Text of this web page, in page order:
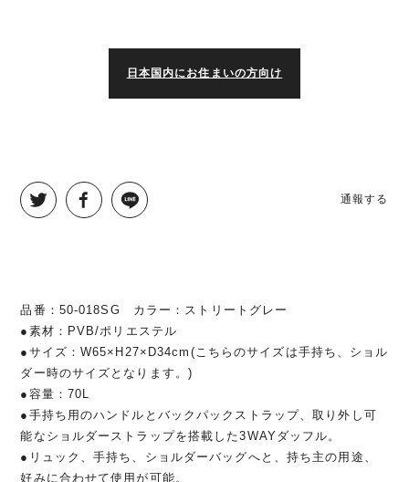
日本国内にお住まいの方向け
通報する
品番：50-018SG カラー：ストリートグレー
●素材：PVB/ポリエステル
●サイズ：W65×H27×D34cm(こちらのサイズは手持ち、ショル
ダー時のサイズとなります。)
●容量：70L
●手持ち用のハンドルとバックパックストラップ、取り外し可
能なショルダーストラップを搭載した3WAYダッフル。
●リュック、手持ち、ショルダーバッグへと、持ち主の用途、
好みに合わせて使用が可能。